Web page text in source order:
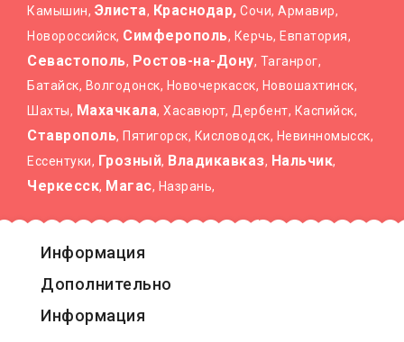
Камышин, Элиста, Краснодар, Сочи, Армавир,
Новороссийск, Симферополь, Керчь, Евпатория,
Севастополь, Ростов-на-Дону, Таганрог,
Батайск, Волгодонск, Новочеркасск, Новошахтинск,
Шахты, Махачкала, Хасавюрт, Дербент, Каспийск,
Ставрополь, Пятигорск, Кисловодск, Невинномысск,
Ессентуки, Грозный, Владикавказ, Нальчик,
Черкесск, Магас, Назрань,
Информация
Дополнительно
Информация